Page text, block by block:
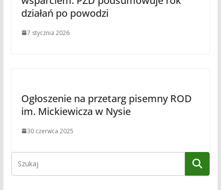
działań po powodzi
7 stycznia 2026
Ogłoszenie na przetarg pisemny ROD
im. Mickiewicza w Nysie
30 czerwca 2025